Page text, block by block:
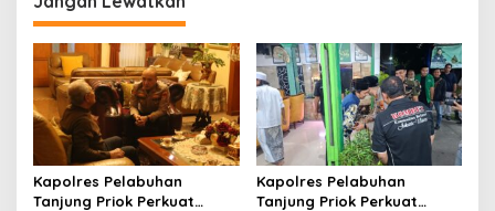
a
s
i
p
o
s
Kapolres Pelabuhan
Tanjung Priok Perkuat
Kapolres Pelabuhan
Tanjung Priok Perkuat